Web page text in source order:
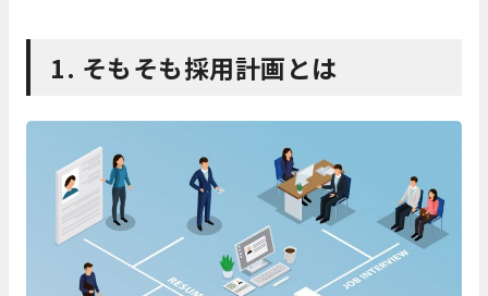
1. そもそも採用計画とは